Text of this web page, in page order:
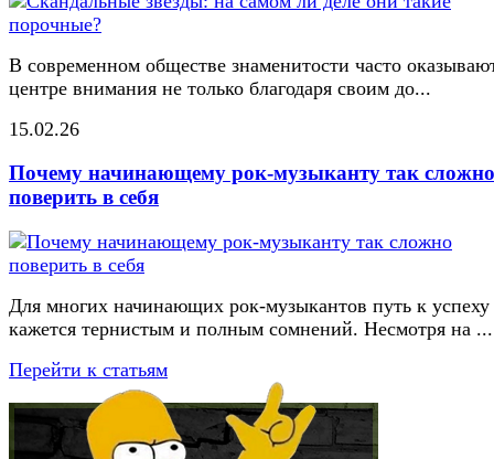
В современном обществе знаменитости часто
центре внимания не только благодаря своим до...
15.02.26
Почему начинающему рок-музыканту так сложно
поверить в себя
Для многих начинающих рок-музыкантов путь к успеху
кажется тернистым и полным сомнений. Несмотря на ...
Перейти к статьям